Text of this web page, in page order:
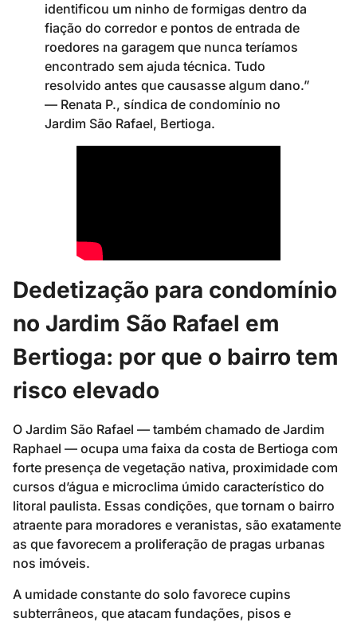
identificou um ninho de formigas dentro da
fiação do corredor e pontos de entrada de
roedores na garagem que nunca teríamos
encontrado sem ajuda técnica. Tudo
resolvido antes que causasse algum dano.”
— Renata P., síndica de condomínio no
Jardim São Rafael, Bertioga.
Dedetização para condomínio
no Jardim São Rafael em
Bertioga: por que o bairro tem
risco elevado
O Jardim São Rafael — também chamado de Jardim
Raphael — ocupa uma faixa da costa de Bertioga com
forte presença de vegetação nativa, proximidade com
cursos d’água e microclima úmido característico do
litoral paulista. Essas condições, que tornam o bairro
atraente para moradores e veranistas, são exatamente
as que favorecem a proliferação de pragas urbanas
nos imóveis.
A umidade constante do solo favorece cupins
subterrâneos, que atacam fundações, pisos e